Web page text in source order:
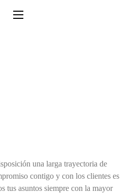
una larga trayectoria de
contigo y con los clientes es
tus asuntos siempre con la mayor